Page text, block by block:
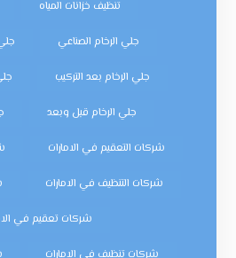
تنظيف خزانات المياه
جلي الرخام الصناعي
جلي الرخام بعد التركيب
جلي الرخام قبل وبعد
شركات التعقيم في الامارات
شركات التنظيف في الامارات
شركات تعقيم في